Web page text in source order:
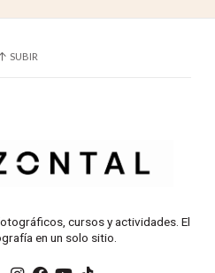
SUBIR
cursos y actividades. El
en un solo sitio.